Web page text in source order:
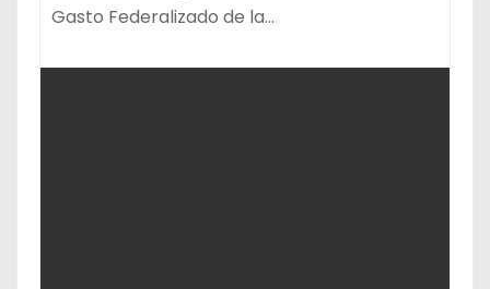
Gasto Federalizado de la…